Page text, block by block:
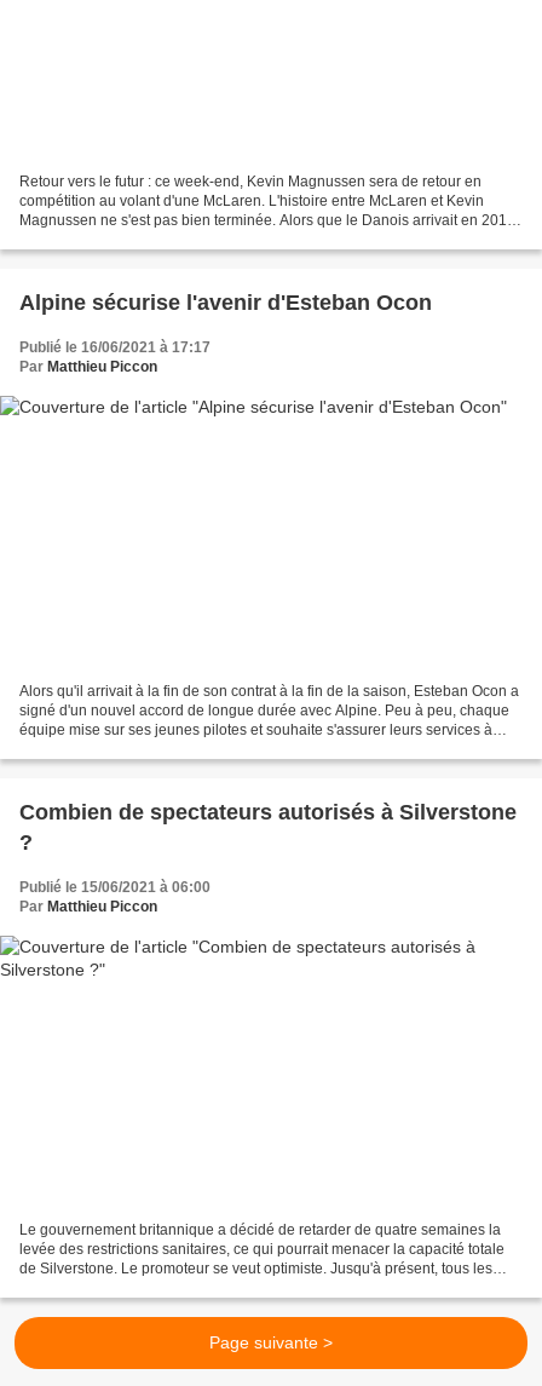
Retour vers le futur : ce week-end, Kevin Magnussen sera de retour en
compétition au volant d'une McLaren. L'histoire entre McLaren et Kevin
Magnussen ne s'est pas bien terminée. Alors que le Danois arrivait en 2014
Alpine sécurise l'avenir d'Esteban Ocon
Publié le 16/06/2021 à 17:17
Par Matthieu Piccon
Alors qu'il arrivait à la fin de son contrat à la fin de la saison, Esteban Ocon a
signé d'un nouvel accord de longue durée avec Alpine. Peu à peu, chaque
équipe mise sur ses jeunes pilotes et souhaite s'assurer leurs services à
Combien de spectateurs autorisés à Silverstone
?
Publié le 15/06/2021 à 06:00
Par Matthieu Piccon
Le gouvernement britannique a décidé de retarder de quatre semaines la
levée des restrictions sanitaires, ce qui pourrait menacer la capacité totale
de Silverstone. Le promoteur se veut optimiste. Jusqu'à présent, tous les
Page suivante >